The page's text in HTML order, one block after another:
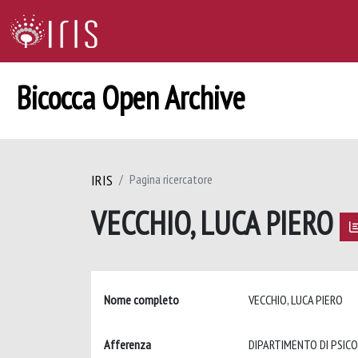
Bicocca Open Archive
IRIS Pagina ricercatore
VECCHIO, LUCA PIERO
Nome completo VECCHIO, LUCA PIERO
Afferenza DIPARTIMENTO DI